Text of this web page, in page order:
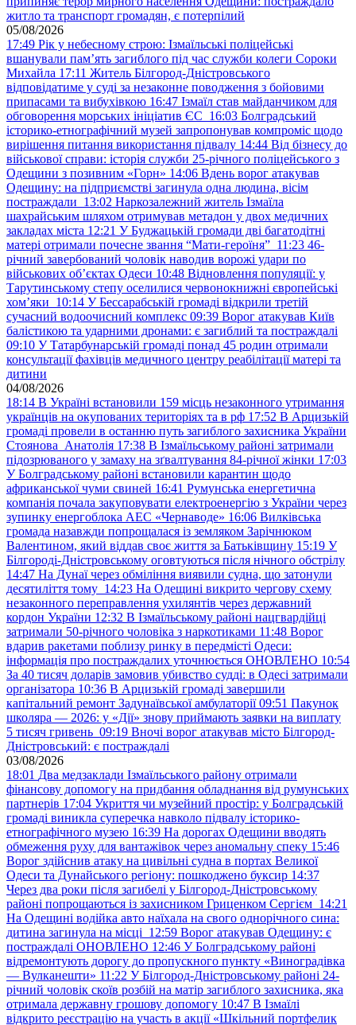
житло та транспорт громадян, є потерпілий
05/08/2026
17:49 Рік у небесному строю: Ізмаїльські поліцейські
вшанували пам’ять загиблого під час служби колеги Сороки
Михайла 17:11 Житель Білгород-Дністровського
відповідатиме у суді за незаконне поводження з бойовими
припасами та вибухівкою 16:47 Ізмаїл став майданчиком для
обговорення морських ініціатив ЄС 16:03 Болградський
історико-етнографічний музей запропонував компроміс щодо
вирішення питання використання підвалу 14:44 Від бізнесу до
військової справи: історія служби 25-річного поліцейського з
Одещини з позивним «Горн» 14:06 Вдень ворог атакував
Одещину: на підприємстві загинула одна людина, вісім
постраждали 13:02 Наркозалежний житель Ізмаїла
шахрайським шляхом отримував метадон у двох медичних
закладах міста 12:21 У Буджацькій громади дві багатодітні
матері отримали почесне звання “Мати-героїня” 11:23 46-
річний завербований чоловік наводив ворожі удари по
військових обʼєктах Одеси 10:48 Відновлення популяції: у
Тарутинському степу оселилися червонокнижні європейські
хом’яки 10:14 У Бессарабській громаді відкрили третій
сучасний водоочисний комплекс 09:39 Ворог атакував Київ
балістикою та ударними дронами: є загиблий та постраждалі
09:10 У Татарбунарській громаді понад 45 родин отримали
консультації фахівців медичного центру реабілітації матері та
дитини
04/08/2026
18:14 В Україні встановили 159 місць незаконного утримання
українців на окупованих територіях та в рф 17:52 В Арцизькій
громаді провели в останню путь загиблого захисника України
Стоянова Анатолія 17:38 В Ізмаїльському районі затримали
підозрюваного у замаху на зґвалтування 84-річної жінки 17:03
У Болградському районі встановили карантин щодо
африканської чуми свиней 16:41 Румунська енергетична
компанія почала закуповувати електроенергію з України через
зупинку енергоблока АЕС «Чернаводе» 16:06 Вилківська
громада назавжди попрощалася із земляком Зарічнюком
Валентином, який віддав своє життя за Батьківщину 15:19 У
Білгороді-Дністровському оговтуються після нічного обстрілу
14:47 На Дунаї через обміління виявили судна, що затонули
десятиліття тому 14:23 На Одещині викрито чергову схему
незаконного переправлення ухилянтів через державний
кордон України 12:32 В Ізмаїльському районі нацгвардійці
затримали 50-річного чоловіка з наркотиками 11:48 Ворог
вдарив ракетами поблизу ринку в передмісті Одеси:
інформація про постраждалих уточнюється ОНОВЛЕНО 10:54
За 40 тисяч доларів замовив убивство судді: в Одесі затримали
організатора 10:36 В Арцизькій громаді завершили
капітальний ремонт Задунаївської амбулаторії 09:51 Пакунок
школяра — 2026: у «Дії» знову приймають заявки на виплату
5 тисяч гривень 09:19 Вночі ворог атакував місто Білгород-
Дністровський: є постраждалі
03/08/2026
18:01 Два медзаклади Ізмаїльського району отримали
фінансову допомогу на придбання обладнання від румунських
партнерів 17:04 Укриття чи музейний простір: у Болградській
громаді виникла суперечка навколо підвалу історико-
етнографічного музею 16:39 На дорогах Одещини вводять
обмеження руху для вантажівок через аномальну спеку 15:46
Ворог здійснив атаку на цивільні судна в портах Великої
Одеси та Дунайського регіону: пошкоджено буксир 14:37
Через два роки після загибелі у Білгород-Дністровському
районі попрощаються із захисником Гриценком Сергієм 14:21
На Одещині водійка авто наїхала на свого однорічного сина:
дитина загинула на місці 12:59 Ворог атакував Одещину: є
постраждалі ОНОВЛЕНО 12:46 У Болградському районі
відремонтують дорогу до пропускного пункту «Виноградівка
— Вулканешти» 11:22 У Білгород-Дністровському районі 24-
річний чоловік скоїв розбій на матір загиблого захисника, яка
отримала державну грошову допомогу 10:47 В Ізмаїлі
відкрито реєстрацію на участь в акції «Шкільний портфелик